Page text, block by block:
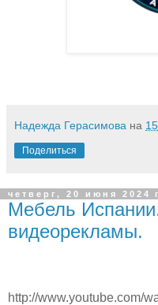
Надежда Герасимова на
Поделиться
четверг, 20 июня 2024
Мебель
видеорекламы.
http://www.youtube.com/